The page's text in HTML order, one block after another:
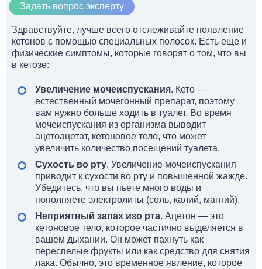
Задать вопрос эксперту
Здравствуйте, лучше всего отслеживайте появление
кетонов с помощью специальных полосок. Есть еще и
физические симптомы, которые говорят о том, что вы
в кетозе:
Увеличение мочеиспускания. Кето —
естественный мочегонный препарат, поэтому
вам нужно больше ходить в туалет. Во время
мочеиспускания из организма выводит
ацетоацетат, кетоновое тело, что может
увеличить количество посещений туалета.
Сухость во рту. Увеличение мочеиспускания
приводит к сухости во рту и повышенной жажде.
Убедитесь, что вы пьете много воды и
пополняете электролиты (соль, калий, магний).
Неприятный запах изо рта. Ацетон — это
кетоновое тело, которое частично выделяется в
вашем дыхании. Он может пахнуть как
переспелые фрукты или как средство для снятия
лака. Обычно, это временное явление, которое